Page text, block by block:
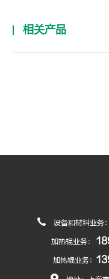
相关产品
设备和材料业务：
加热辊业务：
加热辊业务：